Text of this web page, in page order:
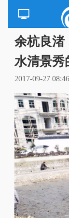
余杭良渚
水清景秀
2017-09-27